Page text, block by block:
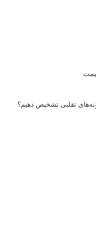
تقلبی تشخیص دهیم؟